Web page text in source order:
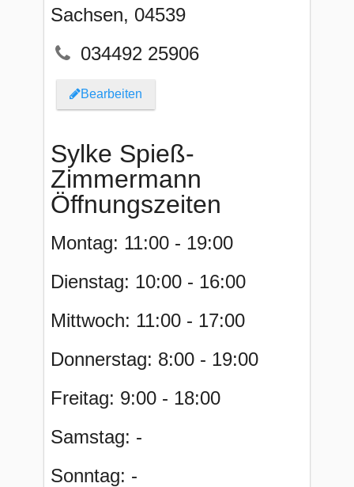
Sachsen, 04539
034492 25906
Bearbeiten
Sylke Spieß-
Zimmermann
Öffnungszeiten
Montag: 11:00 - 19:00
Dienstag: 10:00 - 16:00
Mittwoch: 11:00 - 17:00
Donnerstag: 8:00 - 19:00
Freitag: 9:00 - 18:00
Samstag: -
Sonntag: -